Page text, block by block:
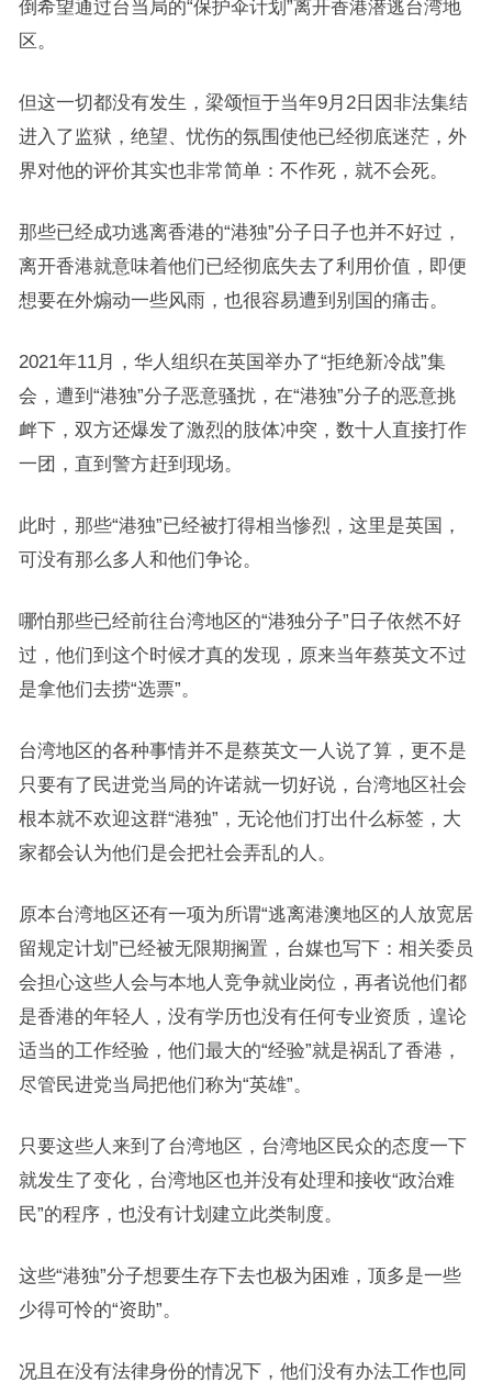
倒希望通过台当局的“保护伞计划”离开香港潜逃台湾地
区。
但这一切都没有发生，梁颂恒于当年9月2日因非法集结
进入了监狱，绝望、忧伤的氛围使他已经彻底迷茫，外
界对他的评价其实也非常简单：不作死，就不会死。
那些已经成功逃离香港的“港独”分子日子也并不好过，
离开香港就意味着他们已经彻底失去了利用价值，即便
想要在外煽动一些风雨，也很容易遭到别国的痛击。
2021年11月，华人组织在英国举办了“拒绝新冷战”集
会，遭到“港独”分子恶意骚扰，在“港独”分子的恶意挑
衅下，双方还爆发了激烈的肢体冲突，数十人直接打作
一团，直到警方赶到现场。
此时，那些“港独”已经被打得相当惨烈，这里是英国，
可没有那么多人和他们争论。
哪怕那些已经前往台湾地区的“港独分子”日子依然不好
过，他们到这个时候才真的发现，原来当年蔡英文不过
是拿他们去捞“选票”。
台湾地区的各种事情并不是蔡英文一人说了算，更不是
只要有了民进党当局的许诺就一切好说，台湾地区社会
根本就不欢迎这群“港独”，无论他们打出什么标签，大
家都会认为他们是会把社会弄乱的人。
原本台湾地区还有一项为所谓“逃离港澳地区的人放宽居
留规定计划”已经被无限期搁置，台媒也写下：相关委员
会担心这些人会与本地人竞争就业岗位，再者说他们都
是香港的年轻人，没有学历也没有任何专业资质，遑论
适当的工作经验，他们最大的“经验”就是祸乱了香港，
尽管民进党当局把他们称为“英雄”。
只要这些人来到了台湾地区，台湾地区民众的态度一下
就发生了变化，台湾地区也并没有处理和接收“政治难
民”的程序，也没有计划建立此类制度。
这些“港独”分子想要生存下去也极为困难，顶多是一些
少得可怜的“资助”。
况且在没有法律身份的情况下，他们没有办法工作也同